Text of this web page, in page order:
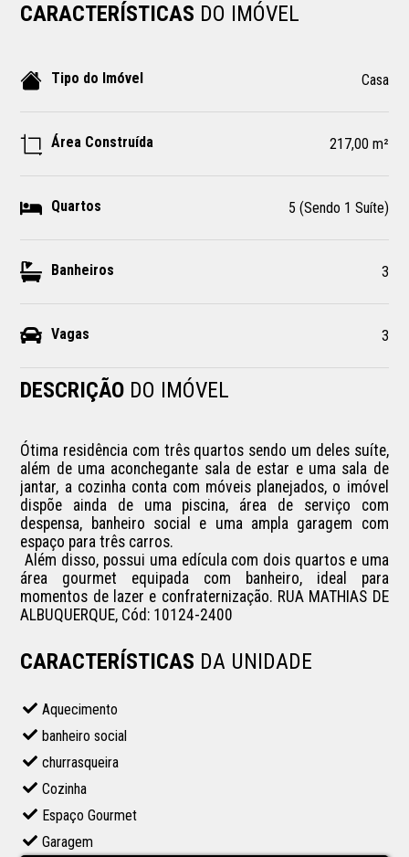
CARACTERÍSTICAS DO IMÓVEL
Tipo do Imóvel Casa
Área Construída 217,00 m²
Quartos 5 (Sendo 1 Suíte)
Banheiros 3
Vagas 3
DESCRIÇÃO DO IMÓVEL
Ótima residência com três quartos sendo um deles suíte,
além de uma aconchegante sala de estar e uma sala de
jantar, a cozinha conta com móveis planejados, o imóvel
dispõe ainda de uma piscina, área de serviço com
despensa, banheiro social e uma ampla garagem com
espaço para três carros.
Além disso, possui uma edícula com dois quartos e uma
área gourmet equipada com banheiro, ideal para
momentos de lazer e confraternização. RUA MATHIAS DE
ALBUQUERQUE, Cód: 10124-2400
CARACTERÍSTICAS DA UNIDADE
Aquecimento
banheiro social
churrasqueira
Cozinha
Espaço Gourmet
Garagem